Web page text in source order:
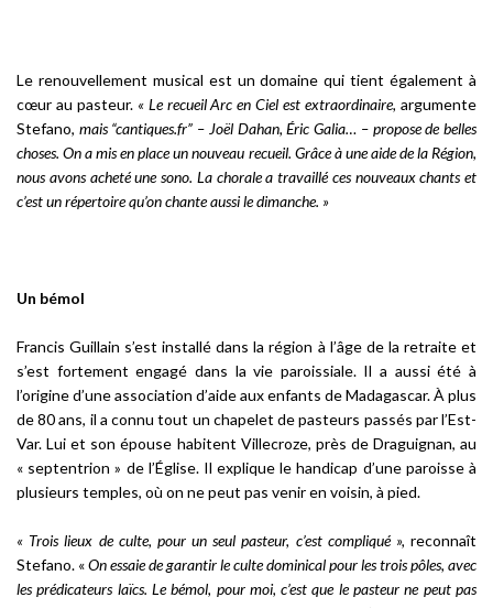
Le renouvellement musical est un domaine qui tient également à
cœur au pasteur. « Le recueil Arc en Ciel est extraordinaire, argumente
Stefano, mais “cantiques.fr” – Joël Dahan, Éric Galia… – propose de belles
choses. On a mis en place un nouveau recueil. Grâce à une aide de la Région,
nous avons acheté une sono. La chorale a travaillé ces nouveaux chants et
c’est un répertoire qu’on chante aussi le dimanche. »
Un bémol
Francis Guillain s’est installé dans la région à l’âge de la retraite et
s’est fortement engagé dans la vie paroissiale. Il a aussi été à
l’origine d’une association d’aide aux enfants de Madagascar. À plus
de 80 ans, il a connu tout un chapelet de pasteurs passés par l’Est-
Var. Lui et son épouse habitent Villecroze, près de Draguignan, au
« septentrion » de l’Église. Il explique le handicap d’une paroisse à
plusieurs temples, où on ne peut pas venir en voisin, à pied.
« Trois lieux de culte, pour un seul pasteur, c’est compliqué », reconnaît
Stefano. «On essaie de garantir le culte dominical pour les trois pôles, avec
les prédicateurs laïcs. Le bémol, pour moi, c’est que le pasteur ne peut pas